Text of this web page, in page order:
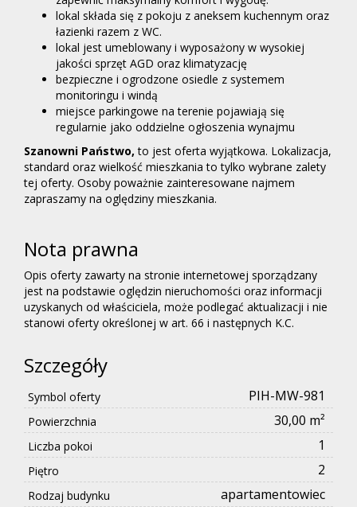
lokal składa się z pokoju z aneksem kuchennym oraz
łazienki razem z WC.
lokal jest umeblowany i wyposażony w wysokiej
jakości sprzęt AGD oraz klimatyzację
bezpieczne i ogrodzone osiedle z systemem
monitoringu i windą
miejsce parkingowe na terenie pojawiają się
regularnie jako oddzielne ogłoszenia wynajmu
Szanowni Państwo, to jest oferta wyjątkowa. Lokalizacja,
standard oraz wielkość mieszkania to tylko wybrane zalety
tej oferty. Osoby poważnie zainteresowane najmem
zapraszamy na oględziny mieszkania.
Nota prawna
Opis oferty zawarty na stronie internetowej sporządzany
jest na podstawie oględzin nieruchomości oraz informacji
uzyskanych od właściciela, może podlegać aktualizacji i nie
stanowi oferty określonej w art. 66 i następnych K.C.
Szczegóły
Symbol oferty PIH-MW-981
Powierzchnia 30,00 m²
Liczba pokoi 1
Piętro 2
Rodzaj budynku apartamentowiec